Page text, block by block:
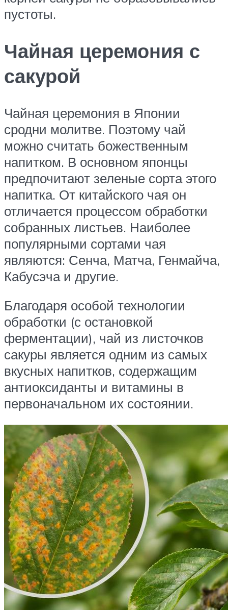
пустоты.
Чайная церемония с
сакурой
Чайная церемония в Японии
сродни молитве. Поэтому чай
можно считать божественным
напитком. В основном японцы
предпочитают зеленые сорта этого
напитка. От китайского чая он
отличается процессом обработки
собранных листьев. Наиболее
популярными сортами чая
являются: Сенча, Матча, Генмайча,
Кабусэча и другие.
Благодаря особой технологии
обработки (с остановкой
ферментации), чай из листочков
сакуры является одним из самых
вкусных напитков, содержащим
антиоксиданты и витамины в
первоначальном их состоянии.